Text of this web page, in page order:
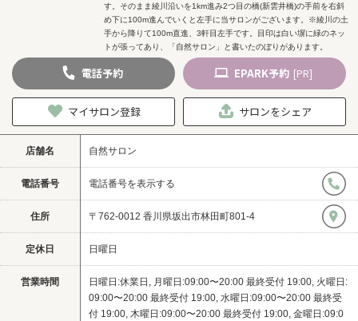
す。そのまま綾川沿いを1km進み2つ目の橋(新雲井橋)の手前を右斜
め下に100m進んでいくと左手に当サロンがございます。※綾川の土
手から降りて100m直進、3軒目左手です。目印は白い塀に緑のネッ
トが張ってあり、「自然サロン」と書いたのぼりがあります。
電話予約 EPARK予約 [PR]
マイサロン登録 サロンをシェア
店舗名 自然サロン
電話番号 電話番号を表示する
住所 〒762-0012 香川県坂出市林田町801-4
定休日 日曜日
営業時間
日曜日:休業日, 月曜日:09:00〜20:00 最終受付 19:00, 火曜日:
09:00〜20:00 最終受付 19:00, 水曜日:09:00〜20:00 最終受
付 19:00, 木曜日:09:00〜20:00 最終受付 19:00, 金曜日:09:0